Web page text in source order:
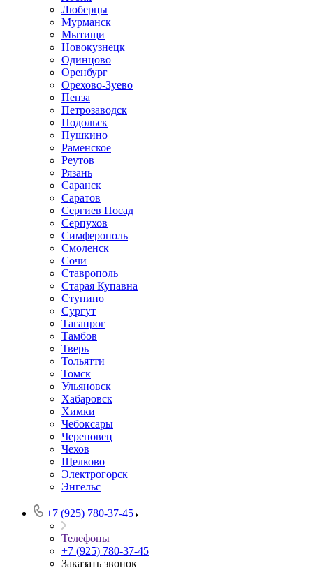
Люберцы
Мурманск
Мытищи
Новокузнецк
Одинцово
Оренбург
Орехово-Зуево
Пенза
Петрозаводск
Подольск
Пушкино
Раменское
Реутов
Рязань
Саранск
Саратов
Сергиев Посад
Серпухов
Симферополь
Смоленск
Сочи
Ставрополь
Старая Купавна
Ступино
Сургут
Таганрог
Тамбов
Тверь
Тольятти
Томск
Ульяновск
Хабаровск
Химки
Чебоксары
Череповец
Чехов
Щелково
Электрогорск
Энгельс
+7 (925) 780-37-45
Телефоны
+7 (925) 780-37-45
Заказать звонок